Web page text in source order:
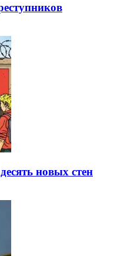
новых стен